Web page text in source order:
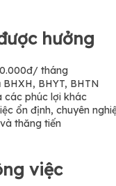
hưởng
tháng
BHYT, BHTN
các phúc lợi khác
ổn định, chuyên
thăng tiến
việc